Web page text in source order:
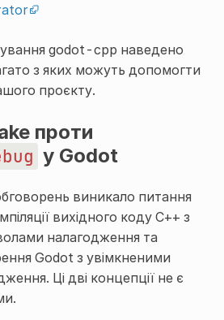
godot-cpp наведено
з яких можуть допомогти
проєкту.
проти
у Godot
виникало питання
вихідного коду C++ з
налагодження та
Godot з увімкненими
Ці дві концепції не є